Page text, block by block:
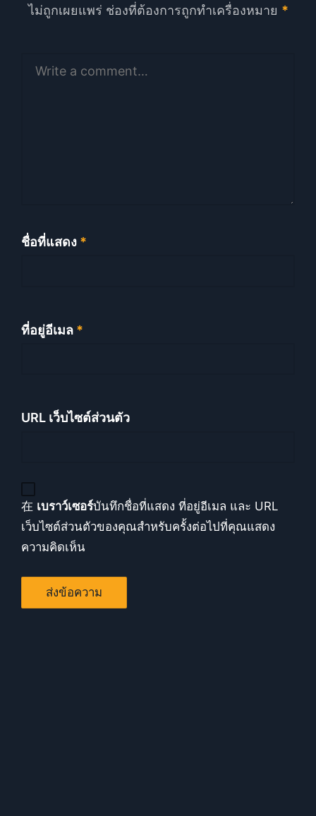
ไม่ถูกเผยแพร่ ช่องที่ต้องการถูกทำเครื่องหมาย *
ชื่อที่แสดง *
ที่อยู่อีเมล *
URL เว็บไซต์ส่วนตัว
在 เบราว์เซอร์บันทึกชื่อที่แสดง ที่อยู่อีเมล และ URL
เว็บไซต์ส่วนตัวของคุณสำหรับครั้งต่อไปที่คุณแสดง
ความคิดเห็น